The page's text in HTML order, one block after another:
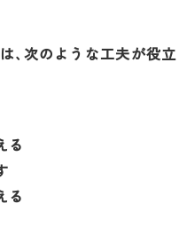
、次のような工夫が役立
る
る